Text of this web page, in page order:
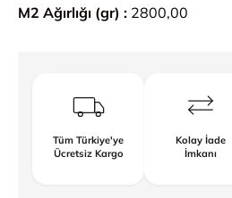
M2 Ağırlığı (gr) : 2800,00
Tüm Türkiye'ye
Ücretsiz Kargo
Kolay İade
İmkanı